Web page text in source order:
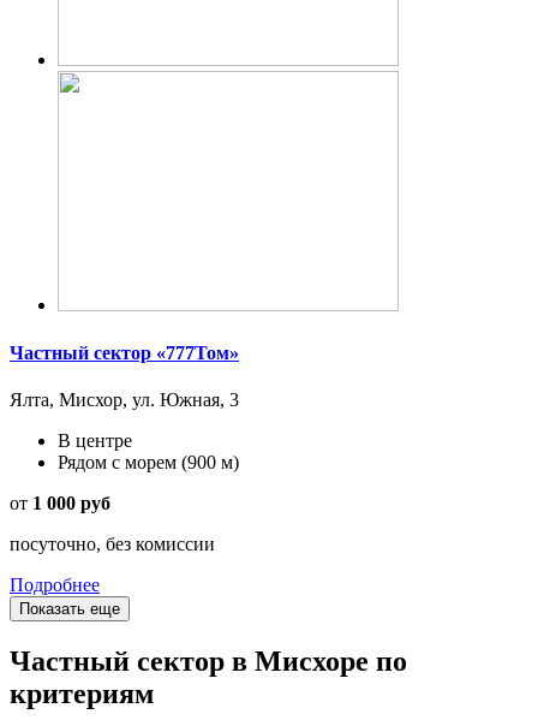
Частный сектор «777Том»
Ялта, Мисхор, ул. Южная, 3
В центре
Рядом с морем (900 м)
от 1 000 руб
посуточно, без комиссии
Подробнее
Показать еще
Частный сектор в Мисхоре по
критериям